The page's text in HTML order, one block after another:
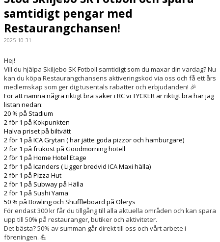
samtidigt pengar med
Restaurangchansen!
2025-10-31
Hej!
Vill du hjälpa Skiljebo SK Fotboll samtidigt som du maxar din vardag? Nu
kan du köpa Restaurangchansens aktiveringskod via oss och få ett års
medlemskap som ger dig tusentals rabatter och erbjudanden! 🎉
För att nämna några riktigt bra saker i RC vi TYCKER är riktigt bra har jag
listan nedan:
20 % på Stadium
2 för 1 på Kokpunkten
Halva priset på biltvätt
2 för 1 på ICA Grytan ( har jätte goda pizzor och hamburgare)
2 för 1 på frukost på Goodmorning hotell
2 för 1 på Home Hotel Etage
2 för 1 på Icanders ( Ligger bredvid ICA Maxi hälla)
2 för 1 på Pizza Hut
2 för 1 på Subway på Hälla
2 för 1 på Sushi Yama
50 % på Bowling och Shuffleboard på Olerys
För endast 300 kr får du tillgång till alla aktuella områden och kan spara
upp till 50% på restauranger, butiker och aktiviteter.
Det bästa? 50% av summan går direkt till oss och vårt arbete i
föreningen. 💪